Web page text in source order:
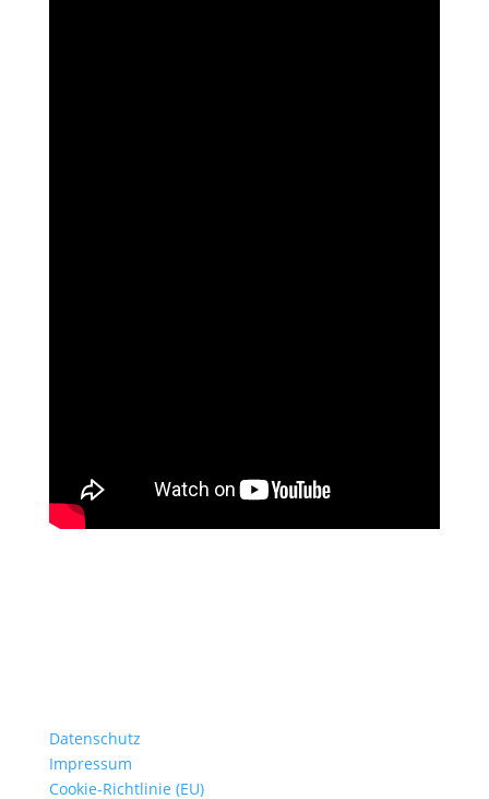
Datenschutz
Impressum
Cookie-Richtlinie (EU)